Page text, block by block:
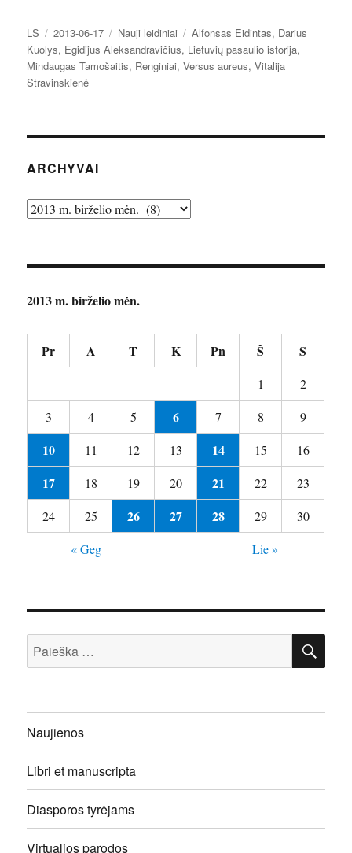
Autorius
LS Paskelbta
2013-06-17 Kategorijos
Nauji leidiniai Žymos
Alfonsas Eidintas, Darius
Kuolys, Egidijus Aleksandravičius, Lietuvių pasaulio istorija,
Mindaugas Tamošaitis, Renginiai,Versus aureus,Vitalija
Stravinskienė
ARCHYVAI
Archyvai
2013 m. birželio mėn.
Pr A T K Pn Š S
1
2
3
4 5 6 7 8 9
10 11 12 13 14 15 16
17 18 19 20 21 22
23
24
25 26 27 28 29
30
« Geg
Lie »
Ieškoti:
Naujienos
Libri et manuscripta
Diasporos tyrėjams
Virtualios parodos